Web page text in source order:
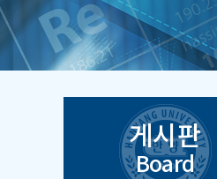
게시판
Board